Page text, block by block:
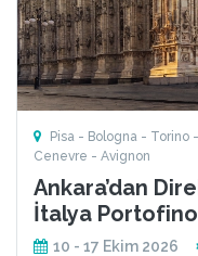
Pisa - Bologna - Torino
Cenevre - Avignon
Ankara’dan
İtalya
10 - 17 Ekim 2026